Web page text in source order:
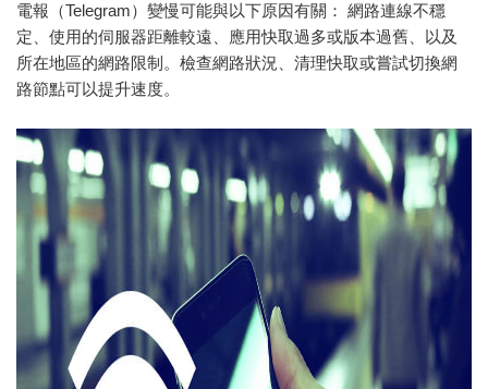
電報（Telegram）變慢可能與以下原因有關： 網路連線不穩
定、使用的伺服器距離較遠、應用快取過多或版本過舊、以及
所在地區的網路限制。檢查網路狀況、清理快取或嘗試切換網
路節點可以提升速度。